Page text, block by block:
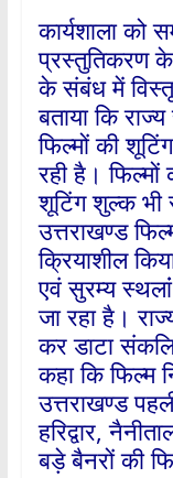
कार्यशाला को
प्रस्तुतिकरण के
के संबंध में
बताया कि
फिल्मों की
रही है।
शूटिंग शुल्क भी
उत्तराखण्ड
क्रियाशील
एवं सुरम्य
जा रहा है।
कर डाटा
कहा कि फिल्म
उत्तराखण्ड
हरिद्वार,
बड़े बैनरों की